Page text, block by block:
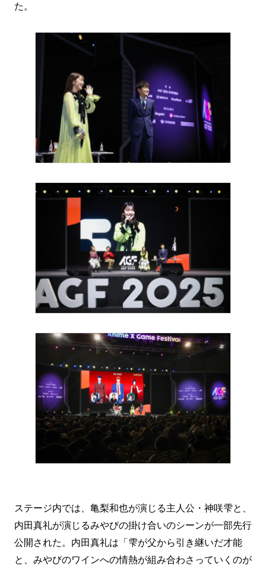
た。
ステージ内では、亀梨和也が演じる主人公・神咲雫と、
内田真礼が演じるみやびの掛け合いのシーンが一部先行
公開された。内田真礼は「雫が父から引き継いだ才能
と、みやびのワインへの情熱が組み合わさっていくのが